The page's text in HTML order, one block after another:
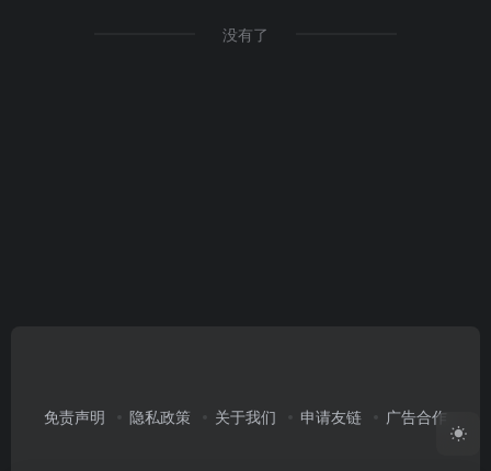
没有了
免责声明 隐私政策 关于我们 申请友链 广告合作